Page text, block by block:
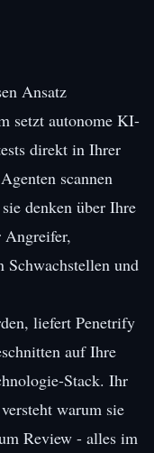
Ansatz
setzt autonome KI-
direkt in Ihrer
scannen
denken über Ihre
Angreifer,
Schwachstellen und
liefert Penetrify
auf Ihre
Stack. Ihr
warum sie
Review - alles im